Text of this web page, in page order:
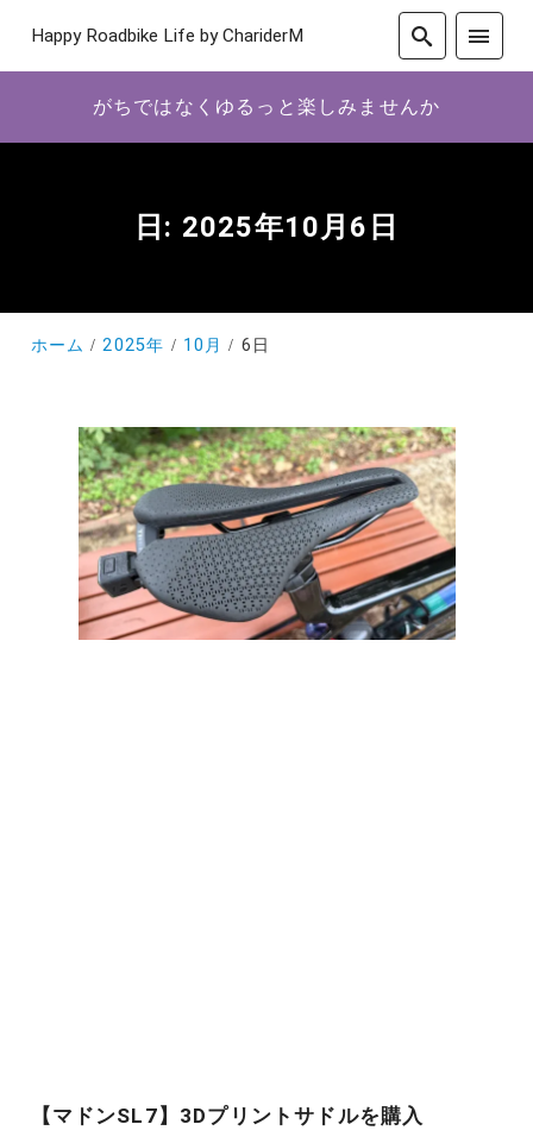
Happy Roadbike Life by ChariderM
がちではなくゆるっと楽しみませんか
日: 2025年10月6日
ホーム 2025年 10月 6日
【マドンSL7】3Dプリントサドルを購入